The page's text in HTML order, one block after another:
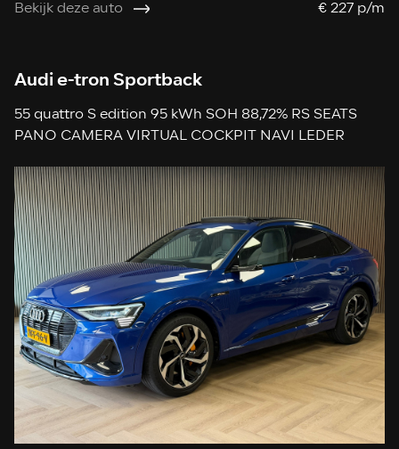
Bekijk deze auto € 227 p/m
Audi e-tron Sportback
55 quattro S edition 95 kWh SOH 88,72% RS SEATS
PANO CAMERA VIRTUAL COCKPIT NAVI LEDER